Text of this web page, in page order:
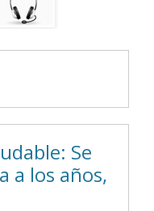
Se
a los años,